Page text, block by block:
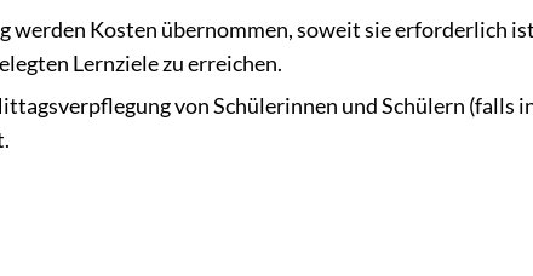
werden Kosten übernommen, soweit sie erforderlich
Lernziele zu erreichen.
von Schülerinnen und Schülern (falls